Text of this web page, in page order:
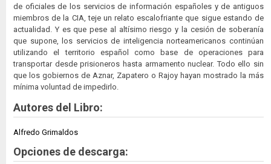
de oficiales de los servicios de información españoles y de antiguos
miembros de la CIA, teje un relato escalofriante que sigue estando de
actualidad. Y es que pese al altísimo riesgo y la cesión de soberanía
que supone, los servicios de inteligencia norteamericanos continúan
utilizando el territorio español como base de operaciones para
transportar desde prisioneros hasta armamento nuclear. Todo ello sin
que los gobiernos de Aznar, Zapatero o Rajoy hayan mostrado la más
mínima voluntad de impedirlo.
Autores del Libro:
Alfredo Grimaldos
Opciones de descarga: